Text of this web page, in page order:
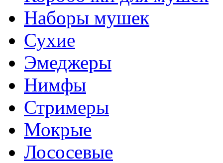
Наборы мушек
Сухие
Эмеджеры
Нимфы
Стримеры
Мокрые
Лососевые